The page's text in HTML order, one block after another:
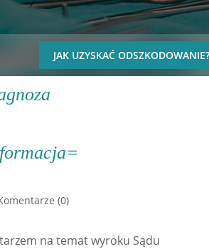
JAK UZYSKAĆ ODSZKODOWANIE?
(0)
na temat wyroku Sądu